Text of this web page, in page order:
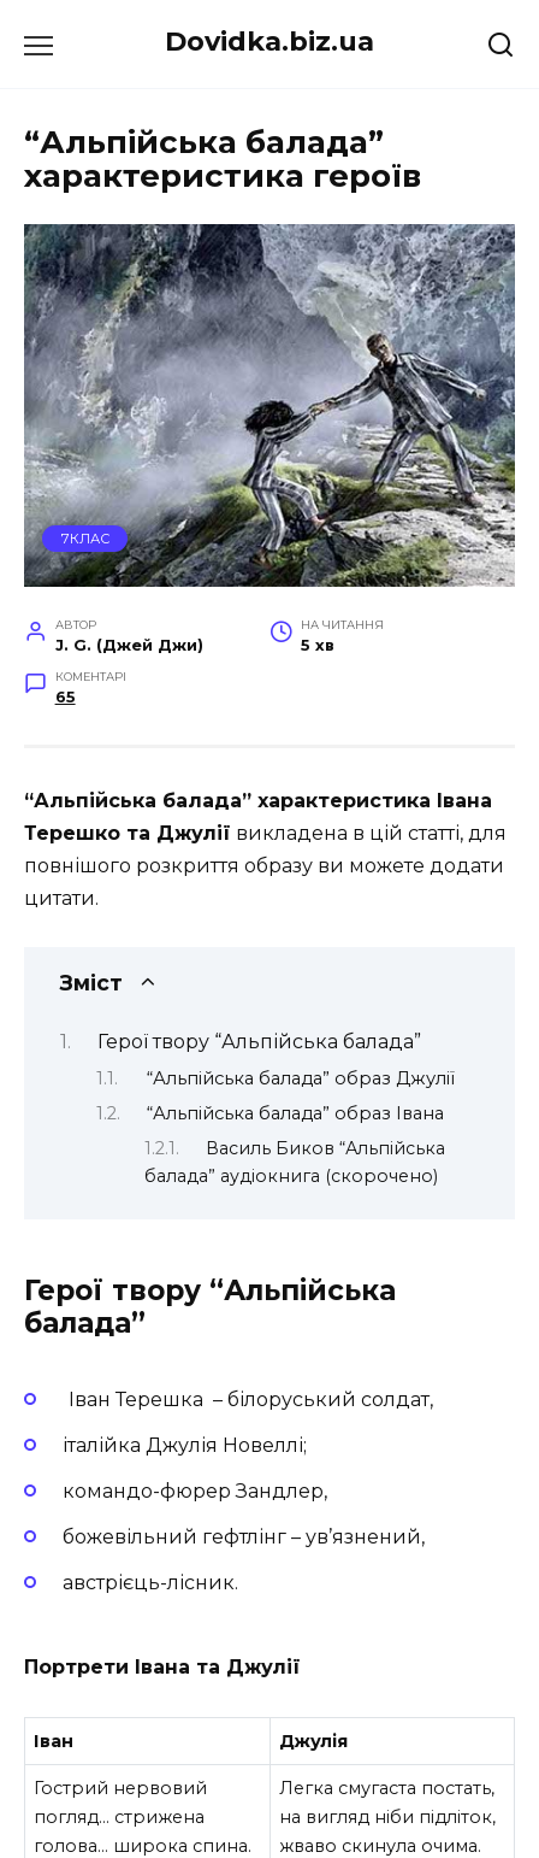
до
Dovidka.biz.ua
“Альпійська балада”
характеристика героїв
7КЛАС
АВТОР
J. G. (Джей Джи)
НА ЧИТАННЯ
5 хв
КОМЕНТАРІ
65
“Альпійська балада” характеристика Івана
Терешко та Джулії викладена в цій статті, для
повнішого розкриття образу ви можете додати
цитати.
Зміст
Герої твору “Альпійська балада”
“Альпійська балада” образ Джулії
“Альпійська балада” образ Івана
Василь Биков “Альпійська
балада” аудіокнига (скорочено)
Герої твору “Альпійська
балада”
Іван Терешка – білоруський солдат,
італійка Джулія Новеллі;
командо-фюрер Зандлер,
божевільний гефтлінг – ув’язнений,
австрієць-лісник.
Портрети Івана та Джулії
Іван Джулія
Гострий нервовий
погляд… стрижена
голова… широка спина.
Легка смугаста постать,
на вигляд ніби підліток,
жваво скинула очима.